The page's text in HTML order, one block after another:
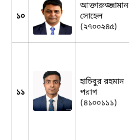
১০
আক্তারুজ্জামান
সোহেল
(২৭০০২৪৫)
১১
হাচিবুর রহমান
পরাগ
(৪১০০১১১)